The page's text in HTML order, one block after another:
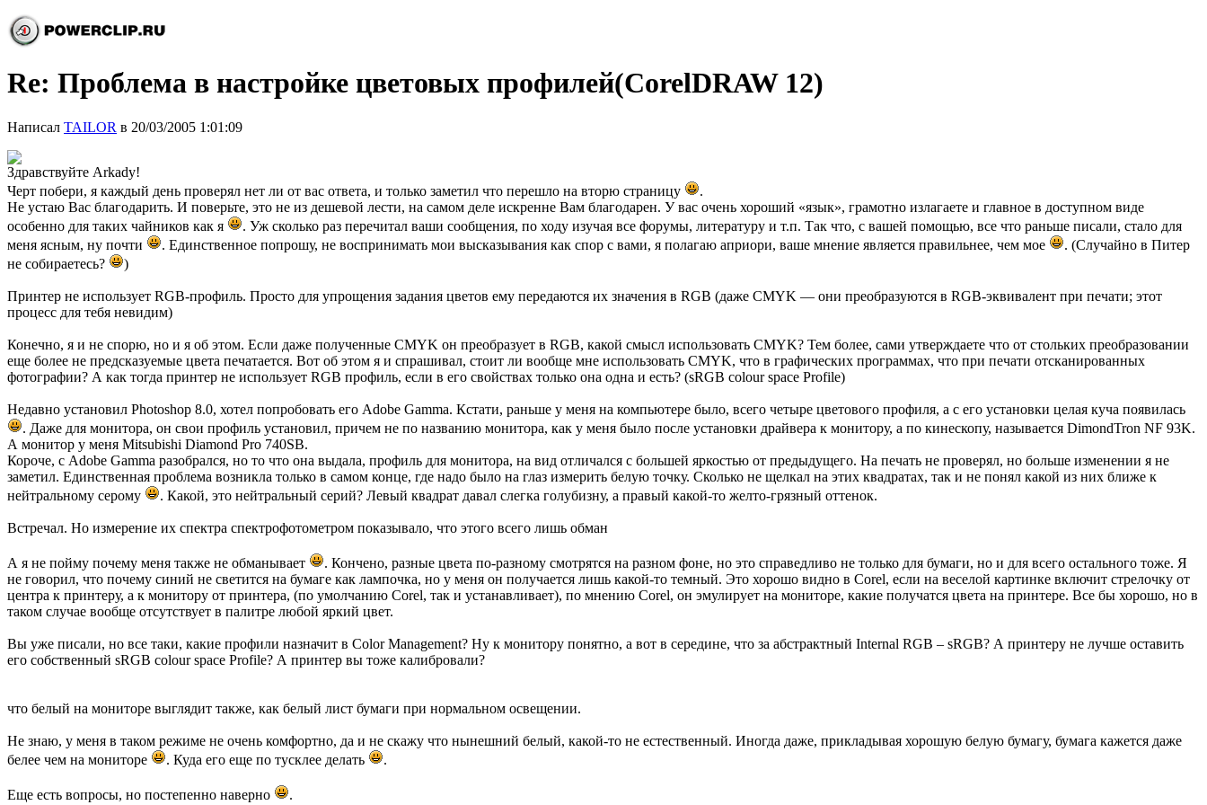
Re: Проблема в настройке цветовых профилей(CorelDRAW 12)
Написал TAILOR в 20/03/2005 1:01:09
Здравствуйте Arkady!
Черт побери, я каждый день проверял нет ли от вас ответа, и только заметил что перешло на вторю страницу
.
Не устаю Вас благодарить. И поверьте, это не из дешевой лести, на самом деле искренне Вам благодарен. У вас очень хороший «язык», грамотно излагаете и главное в доступном виде
особенно для таких чайников как я
. Уж сколько раз перечитал ваши сообщения, по ходу изучая все форумы, литературу и т.п. Так что, с вашей помощью, все что раньше писали, стало для
меня ясным, ну почти
. Единственное попрошу, не воспринимать мои высказывания как спор с вами, я полагаю априори, ваше мнение является правильнее, чем мое
. (Случайно в Питер
не собираетесь?
)
Принтер не использует RGB-профиль. Просто для упрощения задания цветов ему передаются их значения в RGB (даже CMYK — они преобразуются в RGB-эквивалент при печати; этот
процесс для тебя невидим)
Конечно, я и не спорю, но и я об этом. Если даже полученные CMYK он преобразует в RGB, какой смысл использовать CMYK? Тем более, сами утверждаете что от стольких преобразовании
еще более не предсказуемые цвета печатается. Вот об этом я и спрашивал, стоит ли вообще мне использовать CMYK, что в графических программах, что при печати отсканированных
фотографии? А как тогда принтер не использует RGB профиль, если в его свойствах только она одна и есть? (sRGB colour space Profile)
Недавно установил Photoshop 8.0, хотел попробовать его Adobe Gammа. Кстати, раньше у меня на компьютере было, всего четыре цветового профиля, а с его установки целая куча появилась
. Даже для монитора, он свои профиль установил, причем не по названию монитора, как у меня было после установки драйвера к монитору, а по кинескопу, называется DimondTron NF 93K.
А монитор у меня Mitsubishi Diamond Pro 740SB.
Короче, с Adobe Gammа разобрался, но то что она выдала, профиль для монитора, на вид отличался с большей яркостью от предыдущего. На печать не проверял, но больше изменении я не
заметил. Единственная проблема возникла только в самом конце, где надо было на глаз измерить белую точку. Сколько не щелкал на этих квадратах, так и не понял какой из них ближе к
нейтральному серому
. Какой, это нейтральный серий? Левый квадрат давал слегка голубизну, а правый какой-то желто-грязный оттенок.
Встречал. Но измерение их спектра спектрофотометром показывало, что этого всего лишь обман
А я не пойму почему меня также не обманывает
. Кончено, разные цвета по-разному смотрятся на разном фоне, но это справедливо не только для бумаги, но и для всего остального тоже. Я
не говорил, что почему синий не светится на бумаге как лампочка, но у меня он получается лишь какой-то темный. Это хорошо видно в Corel, если на веселой картинке включит стрелочку от
центра к принтеру, а к монитору от принтера, (по умолчанию Corel, так и устанавливает), по мнению Corel, он эмулирует на мониторе, какие получатся цвета на принтере. Все бы хорошо, но в
таком случае вообще отсутствует в палитре любой яркий цвет.
Вы уже писали, но все таки, какие профили назначит в Color Management? Ну к монитору понятно, а вот в середине, что за абстрактный Internal RGB – sRGB? А принтеру не лучше оставить
его собственный sRGB colour space Profile? А принтер вы тоже калибровали?
что белый на мониторе выглядит также, как белый лист бумаги при нормальном освещении.
Не знаю, у меня в таком режиме не очень комфортно, да и не скажу что нынешний белый, какой-то не естественный. Иногда даже, прикладывая хорошую белую бумагу, бумага кажется даже
белее чем на мониторе
. Куда его еще по тусклее делать .
Еще есть вопросы, но постепенно наверно
.